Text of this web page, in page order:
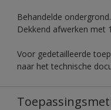
Behandelde ondergrond.
Dekkend afwerken met
Voor gedetailleerde
naar het technische